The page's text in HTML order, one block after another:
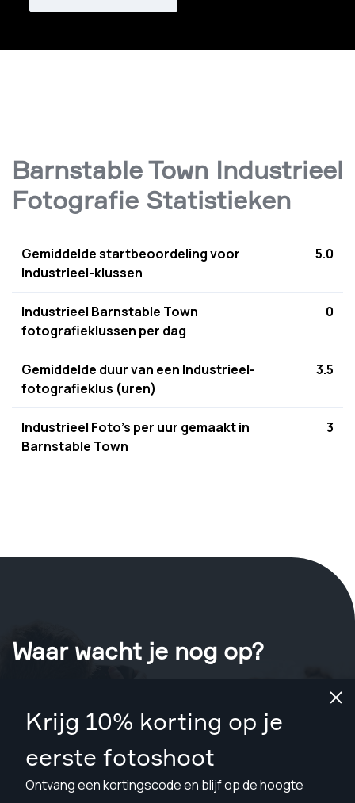
Krijg 10% korting op je
eerste fotoshoot
Ontvang een kortingscode en blijf op de hoogte
Barnstable Town Industrieel
Fotografie Statistieken
Gemiddelde startbeoordeling voor
Industrieel-klussen
5.0
Industrieel Barnstable Town
fotografieklussen per dag
0
Gemiddelde duur van een Industrieel-
fotografieklus (uren)
3.5
Industrieel Foto's per uur gemaakt in
Barnstable Town
3
Waar wacht je nog op?